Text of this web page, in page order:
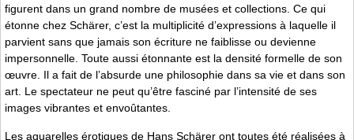
figurent dans un grand nombre de musées et collections. Ce qui
étonne chez Schärer, c’est la multiplicité d’expressions à laquelle il
parvient sans que jamais son écriture ne faiblisse ou devienne
impersonnelle. Toute aussi étonnante est la densité formelle de son
œuvre. Il a fait de l’absurde une philosophie dans sa vie et dans son
art. Le spectateur ne peut qu’être fasciné par l’intensité de ses
images vibrantes et envoûtantes.
Les aquarelles érotiques de Hans Schärer ont toutes été réalisées à